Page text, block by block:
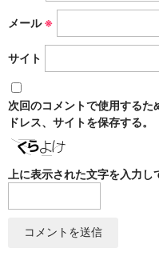
いちごシリーズ
STRAWBERRY
錆ネズシリーズ
花びらシリーズ
PETAL
染錦葡萄シリーズ
蔦小花シリーズ
メール※
サイト
次回のコメントで使用するた
ドレス、サイトを保存する。
上に表示された文字を入力し